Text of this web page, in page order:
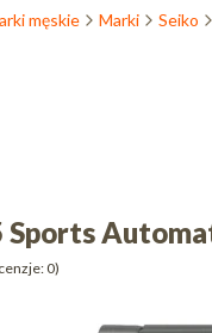
męskie Marki Seiko
Sports
0)